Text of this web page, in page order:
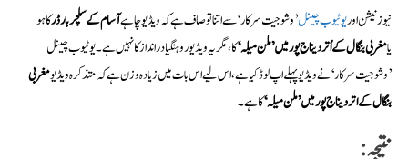
نیوز نیشن اوریوٹیوب چینل’وشوجیت سرکار‘ سے اتنا تو صاف ہے کہ ویڈیو چاہےآسام کے سلچر بارڈرکا ہو
یامغربی بنگال کے اُتر دیناج پور میں ’ملن میلہ‘کا، مگر یہ ویڈیو روہنگیا درانداز کا نہیں ہے۔یوٹیوب چینل
’وشوجیت سرکار‘ نے ویڈیو پہلے اپ لوڈ کیا ہے، اس لیے اس بات میں زیادہ وزن ہے کہ متذکرہ ویڈیومغربی
بنگال کے اتر دیناج پور میں ’ملن میلہ‘کا ہے۔
نتیجہ: